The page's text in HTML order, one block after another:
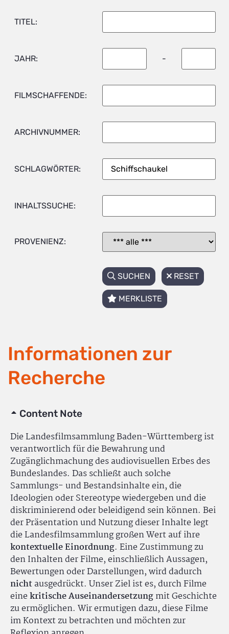
TITEL:
JAHR: -
FILMSCHAFFENDE:
ARCHIVNUMMER:
SCHLAGWÖRTER:
INHALTSSUCHE:
PROVENIENZ:
SUCHEN RESET
MERKLISTE
Informationen zur
Recherche
Content Note
Die Landesfilmsammlung Baden-Württemberg ist
verantwortlich für die Bewahrung und
Zugänglichmachung des audiovisuellen Erbes des
Bundeslandes. Das schließt auch solche
Sammlungs- und Bestandsinhalte ein, die
Ideologien oder Stereotype wiedergeben und die
diskriminierend oder beleidigend sein können. Bei
der Präsentation und Nutzung dieser Inhalte legt
die Landesfilmsammlung großen Wert auf ihre
kontextuelle Einordnung. Eine Zustimmung zu
den Inhalten der Filme, einschließlich Aussagen,
Bewertungen oder Darstellungen, wird dadurch
nichtausgedrückt. Unser Ziel ist es, durch Filme
einekritische Auseinandersetzungmit Geschichte
zu ermöglichen. Wir ermutigen dazu, diese Filme
im Kontext zu betrachten und möchten zur